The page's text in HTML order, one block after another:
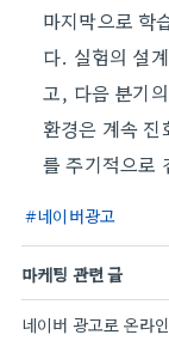
마지막으로 학
다. 실험의 설
고, 다음 분기
환경은 계속
를 주기적으로
네이버광고
마케팅 관련 글
네이버 광고로 온라